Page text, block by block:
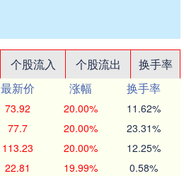
个股流入 个股流出
换手率
最新价 涨幅
换手率
73.92 20.00% 11.62%
77.7 20.00% 23.31%
113.23 20.00% 12.25%
22.81 19.99% 0.58%